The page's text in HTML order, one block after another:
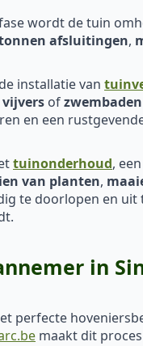
wordt de tuin
afsluitingen,
installatie van
vijvers ofzwembaden
en een
tuinonderhoud,
van planten,
te doorlopen en uit
in
perfecte
maakt dit